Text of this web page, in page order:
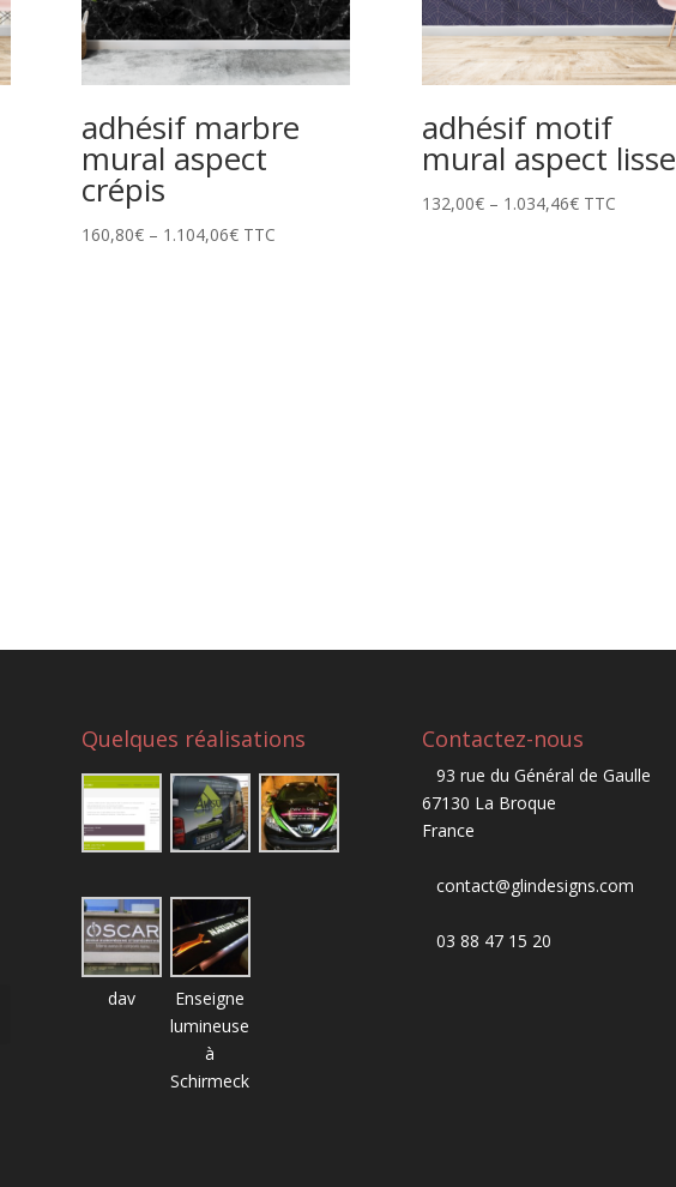
adhésif marbre
mural aspect
crépis
160,80€– 1.104,06€ TTC
adhésif motif
mural aspect lisse
132,00€– 1.034,46€ TTC
Quelques réalisations
dav
Enseigne
lumineuse
à
Schirmeck
Contactez-nous
93 rue du Général de Gaulle
67130 La Broque
France
contact@glindesigns.com
03 88 47 15 20